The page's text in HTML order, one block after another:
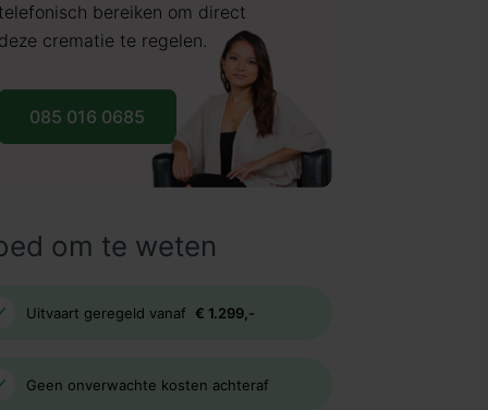
bereiken om direct
crematie te regelen.
085 016 0685
om te weten
Uitvaart geregeld vanaf € 1.299,-
Geen onverwachte kosten achteraf